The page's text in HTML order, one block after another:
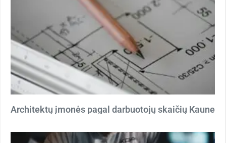
Architektų įmonės pagal darbuotojų skaičių Kaune